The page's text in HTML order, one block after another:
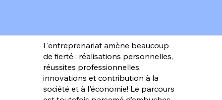
L'entreprenariat amène beaucoup
de fierté : réalisations personnelles,
réussites professionnelles,
innovations et contribution à la
société et à l'économie! Le parcours